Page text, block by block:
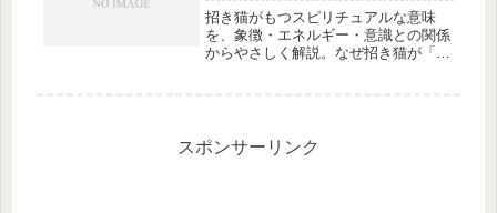
招き猫がもつスピリチュアルな意味
を、象徴・エネルギー・意識との関係
からやさしく解説。なぜ招き猫が「流
スポンサーリンク